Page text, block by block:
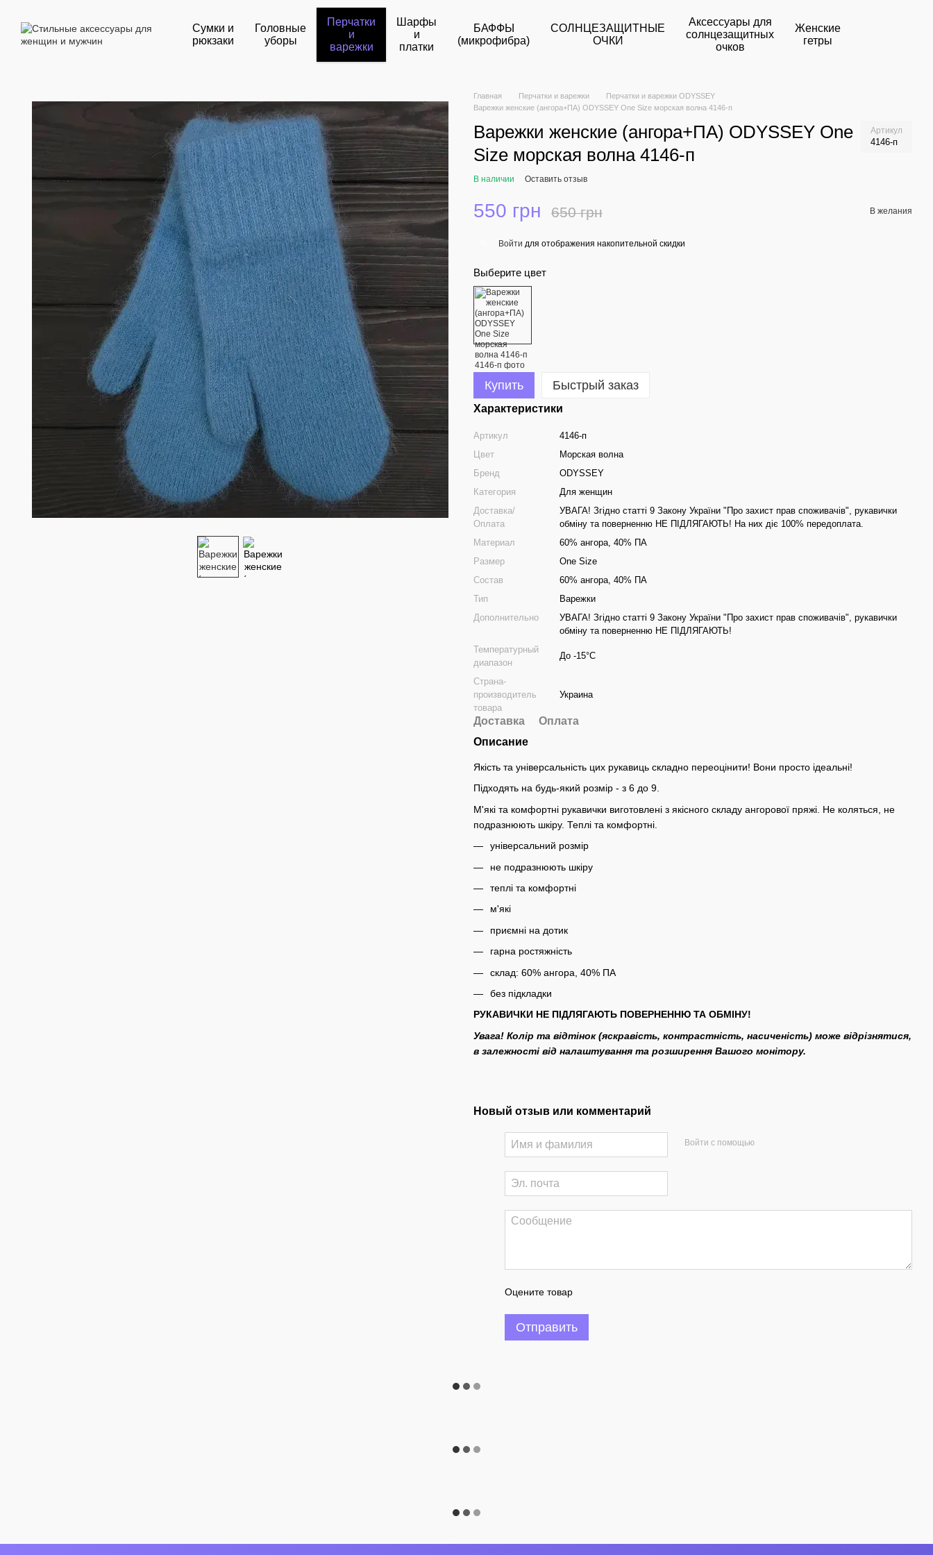
Сумки и
рюкзаки
Головные
уборы
Перчатки
и
варежки
Шарфы
и
платки
БАФФЫ
(микрофибра)
СОЛНЦЕЗАЩИТНЫЕ
ОЧКИ
Аксессуары для
солнцезащитных
очков
Женские
гетры
Главная Перчатки и варежки
Перчатки и варежки ODYSSEY
Варежки женские (ангора+ПА) ODYSSEY One Size морская волна 4146-п
Варежки женские (ангора+ПА) ODYSSEY One
Size морская волна 4146-п
Артикул
4146-п
В наличии Оставить отзыв
550 грн 650 грн В желания
Войти для отображения накопительной скидки
Выберите цвет
Купить Быстрый заказ
Характеристики
Артикул
4146-п
Цвет
Морская волна
Бренд
ODYSSEY
Категория
Для женщин
Доставка/
Оплата
УВАГА! Згідно статті 9 Закону України "Про захист прав споживачів", рукавички
обміну та поверненню НЕ ПІДЛЯГАЮТЬ! На них діє 100% передоплата.
Материал
60% ангора, 40% ПА
Размер
One Size
Состав
60% ангора, 40% ПА
Тип
Варежки
Дополнительно
УВАГА! Згідно статті 9 Закону України "Про захист прав споживачів", рукавички
обміну та поверненню НЕ ПІДЛЯГАЮТЬ!
Температурный
диапазон
До -15°C
Страна-
производитель
товара
Украина
Доставка
Оплата
Описание
Якість та універсальність цих рукавиць складно переоцінити! Вони просто ідеальні!
Підходять на будь-який розмір - з 6 до 9.
М'які та комфортні рукавички виготовлені з якісного складу ангорової пряжі. Не коляться, не
подразнюють шкіру. Теплі та комфортні.
універсальний розмір
не подразнюють шкіру
теплі та комфортні
м'які
приємні на дотик
гарна ростяжність
склад: 60% ангора, 40% ПА
без підкладки
РУКАВИЧКИ НЕ ПІДЛЯГАЮТЬ ПОВЕРНЕННЮ ТА ОБМІНУ!
Увага! Колір та відтінок (яскравість, контрастність, насиченість) може відрізнятися,
в залежності від налаштування та розширення Вашого монітору.
Новый отзыв или комментарий
Войти с помощью
Оцените товар
Отправить